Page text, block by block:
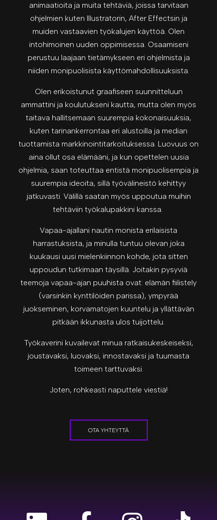
animaatioita ja muita tehtäviä, joissa tarvitaan
ohjelmien kuten Illustratorin, After Effectsin ja
muiden vastaavien työkalujen käyttöä. Olen
intohimoinen uuden oppimisessa. Osaamiseni
perustuu laajaan tietämykseen eri ohjelmista ja
niiden monipuolisista käyttömahdollisuuksista.
Olen erikoistunut graafiseen suunnitteluun
ammattini ja koulutukseni kautta, mutta olen myös
taitava hallitsemaan suurempia kokonaisuuksia,
kuten tarinankerrontaa eri alustoilla ja median
tuottamista markkinointitarkoituksessa. Luovuus on
aina ollut osa elämääni, ja kun opettelen uusia
ohjelmia, saan toteuttaa entistä monipuolisempia ja
suurempia ideoita, sillä työvälineistö kehittyy
jatkuvasti. Välillä saatan myös uppoutua muihin
tehtäviin työkalupakkini kanssa.
Vapaa-ajallani nautin monista erilaisista
harrastuksista, ja minulla tuntuu olevan joka
kuukausi uusi mielenkiinnon kohde, jota sitten
uppoudun tutkimaan täysillä. Joitakin pysyviä
teemoja vapaa-ajan puuhista ovat: elämän fiilistely
(varsinkin kynttilöiden parissa), ympyrää
juokseminen, korvamatojen kuuntelu ja yllättävän
pitkään ikkunasta ulos tuijottelu.
Työkaverini kuvailevat minua ratkaisukeskeiseksi,
joustavaksi, luovaksi, innostavaksi ja tuumasta
toimeen tarttuvaksi.
Joten, rohkeasti naputtele viestiä!
OTA YHTEYTTÄ